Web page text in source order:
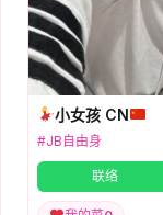
小女孩 CN
#JB自由身
联络